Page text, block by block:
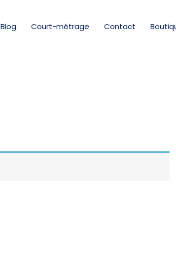
Blog Court-métrage Contact